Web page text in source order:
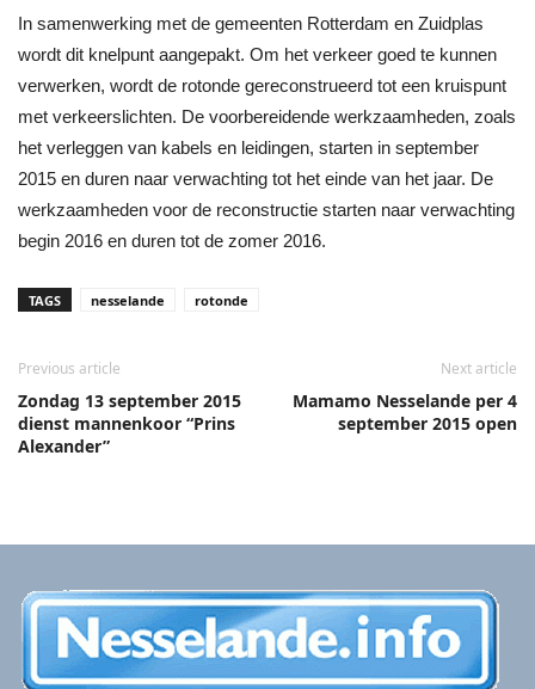
In samenwerking met de gemeenten Rotterdam en Zuidplas
wordt dit knelpunt aangepakt. Om het verkeer goed te kunnen
verwerken, wordt de rotonde gereconstrueerd tot een kruispunt
met verkeerslichten. De voorbereidende werkzaamheden, zoals
het verleggen van kabels en leidingen, starten in september
2015 en duren naar verwachting tot het einde van het jaar. De
werkzaamheden voor de reconstructie starten naar verwachting
begin 2016 en duren tot de zomer 2016.
TAGS nesselande rotonde
Previous article
Zondag 13 september 2015
dienst mannenkoor “Prins
Alexander”
Next article
Mamamo Nesselande per 4
september 2015 open